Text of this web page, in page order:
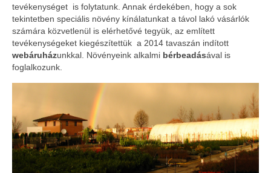
tevékenységet is folytatunk. Annak érdekében, hogy a sok
tekintetben speciális növény kínálatunkat a távol lakó vásárlók
számára közvetlenül is elérhetővé tegyük, az említett
tevékenységeket kiegészítettük a 2014 tavaszán indított
webáruházunkkal. Növényeink alkalmi bérbeadásával is
foglalkozunk.